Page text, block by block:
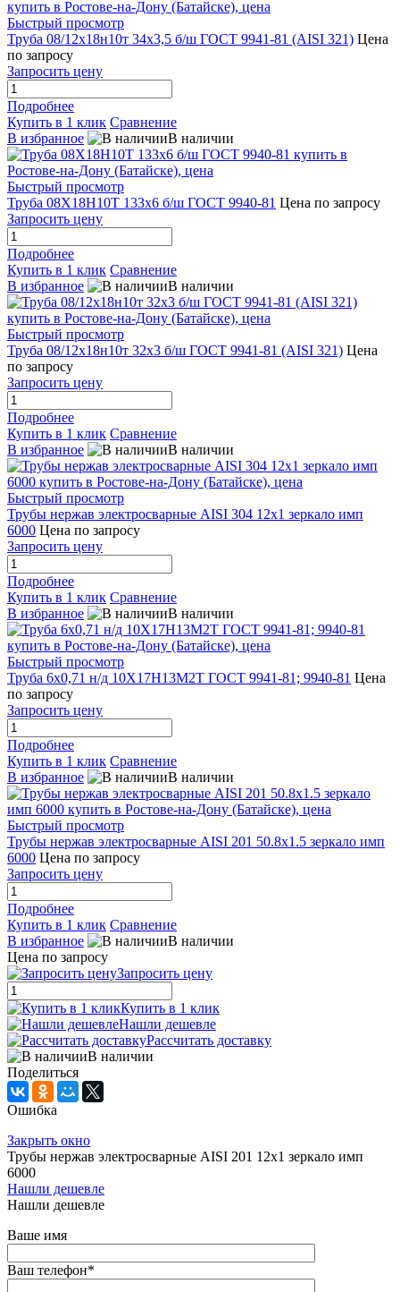
Быстрый просмотр
Труба 08/12х18н10т 34х3,5 б/ш ГОСТ 9941-81 (AISI 321) Цена
по запросу
Запросить цену
Подробнее
Купить в 1 клик Сравнение
В избранное
В наличии
Быстрый просмотр
Труба 08Х18Н10Т 133х6 б/ш ГОСТ 9940-81 Цена по запросу
Запросить цену
Подробнее
Купить в 1 клик Сравнение
В избранное
В наличии
Быстрый просмотр
Труба 08/12х18н10т 32х3 б/ш ГОСТ 9941-81 (AISI 321) Цена
по запросу
Запросить цену
Подробнее
Купить в 1 клик Сравнение
В избранное
В наличии
Быстрый просмотр
Трубы нержав электросварные AISI 304 12x1 зеркало имп
6000 Цена по запросу
Запросить цену
Подробнее
Купить в 1 клик Сравнение
В избранное
В наличии
Быстрый просмотр
Труба 6х0,71 н/д 10Х17Н13М2Т ГОСТ 9941-81; 9940-81 Цена
по запросу
Запросить цену
Подробнее
Купить в 1 клик Сравнение
В избранное
В наличии
Быстрый просмотр
Трубы нержав электросварные AISI 201 50.8x1.5 зеркало имп
6000 Цена по запросу
Запросить цену
Подробнее
Купить в 1 клик Сравнение
В избранное
В наличии
Цена по запросу
Запросить цену
Купить в 1 клик
Нашли дешевле
Рассчитать доставку
В наличии
Поделиться
Ошибка
Закрыть окно
Трубы нержав электросварные AISI 201 12x1 зеркало имп
6000
Нашли дешевле
Нашли дешевле
Ваше имя
Ваш телефон*